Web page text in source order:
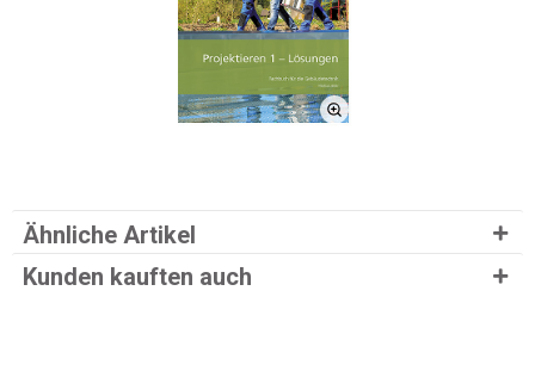
Ähnliche Artikel
Kunden kauften auch